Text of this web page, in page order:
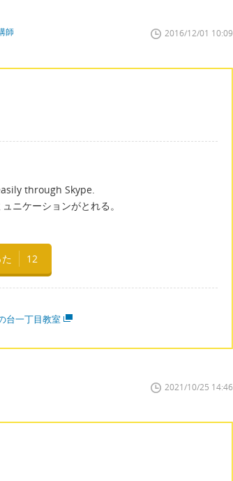
師 2016/12/01 10:09
through Skype.
ュニケーションがとれる。
12
台一丁目教室
2021/10/25 14:46